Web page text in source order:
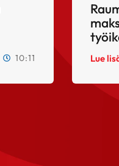
10:11 Lue